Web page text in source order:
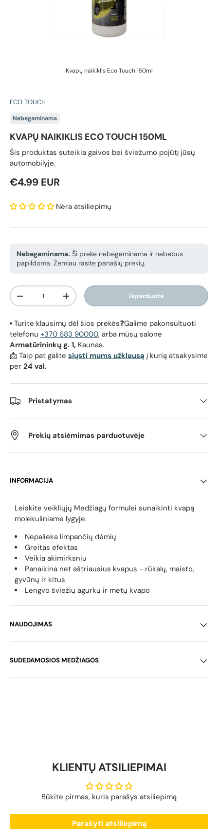
Kvapų naikiklis Eco Touch 150ml
ECO TOUCH
Nebegaminama
KVAPŲ NAIKIKLIS ECO TOUCH 150ML
Šis produktas suteikia gaivos bei šviežumo pojūtį jūsų
automobilyje.
Reguliari kaina
€4.99 EUR
Nėra atsiliepimų
Nebegaminama. Ši prekė nebegaminama ir nebebus
papildoma. Žemiau rasite panašių prekių.
Kiekis
Sumažinti kiekįPadidinti kiekį Išparduota
▪️ Turite klausimų dėl šios prekės❓Galime pakonsultuoti
telefonu +370 683 90000, arba mūsų salone
Armatūrininkų g. 1, Kaunas.
📩 Taip pat galite siųsti mums užklausą į kurią atsakysime
per 24 val.
Pristatymas
Prekių atsiėmimas parduotuvėje
INFORMACIJA
Leiskite veikliųjų Medžiagų formulei sunaikinti kvapą
molekuliniame lygyje.
Nepalieka limpančių dėmių
Greitas efektas
Veikia akimirksniu
Panaikina net aštriausius kvapus - rūkalų, maisto,
gyvūnų ir kitus
Lengvo šviežių agurkų ir mėtų kvapo
NAUDOJIMAS
SUDEDAMOSIOS MEDŽIAGOS
KLIENTŲ ATSILIEPIMAI
Būkite pirmas, kuris parašys atsiliepimą
Parašyti atsiliepimą